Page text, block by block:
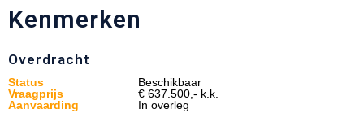
Kenmerken
Overdracht
Status
Beschikbaar
Vraagprijs
€ 637.500,- k.k.
Aanvaarding
In overleg